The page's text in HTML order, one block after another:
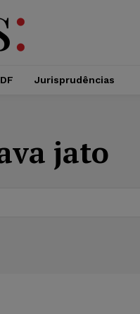
Jurisprudências
jato